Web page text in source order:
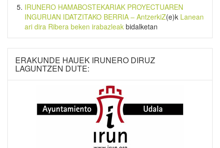
IRUNERO HAMABOSTEKARIAK PROYECTUAREN
INGURUAN IDATZITAKO BERRIA – AntzerkiZ(e)k Lanean
ari dira Ribera beken irabazleak bidalketan
ERAKUNDE HAUEK IRUNERO DIRUZ
LAGUNTZEN DUTE: